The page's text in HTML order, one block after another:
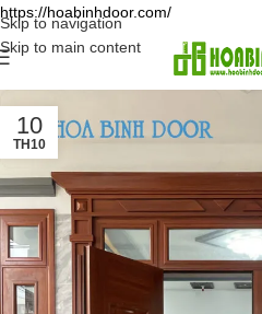
https://hoabinhdoor.com/
Skip to navigation
Skip to main content
10
TH10